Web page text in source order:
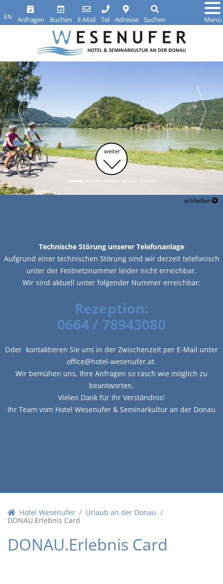
EN Anfragen Buchen E-Mail Tel Adresse Suchen Menü
weiter
schließen
Technische Störung unserer Telefonanlage
Aufgrund einer technischen Störung sind wir derzeit telefonisch
unter der Festnetznummer leider nicht erreichbar.
Wir sind aktuell unter folgender Nummer erreichbar:
Rezeption:
0664 / 78943080
Oder kontaktieren Sie uns in der Zwischenzeit per E-Mail unter
office@hotel-wesenufer.at.
Wir bemühen uns, Ihre Anfragen so rasch wie möglich zu
beantworten.
Vielen Dank für Ihr Verständnis!
Ihr Team vom Hotel Wesenufer & Seminarkultur an der Donau
Hotel Wesenufer
Urlaub an der Donau
DONAU.Erlebnis Card
DONAU.Erlebnis Card